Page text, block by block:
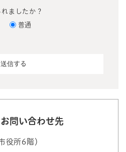
ましたか？
普通
問い合わせ先
役所6階）